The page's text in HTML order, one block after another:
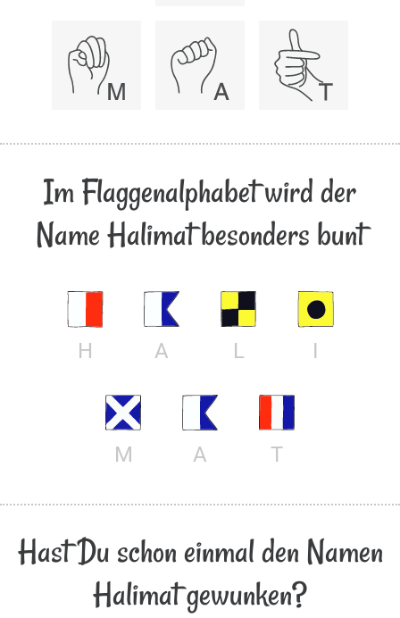
Im Flaggenalphabet wird der
Name Halimat besonders bunt
H A L I
M A T
Hast Du schon einmal den Namen
Halimat gewunken?